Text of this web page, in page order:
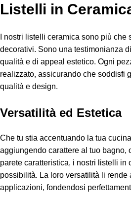
Listelli in
I nostri listelli ceramica sono più che
decorativi. Sono una testimonianza di
qualità e di appeal estetico. Ogni
realizzato, assicurando che soddisfi
qualità e design.
Versatilità ed Estetica
Che tu stia accentuando la tua
aggiungendo carattere al tuo bagno,
parete caratteristica, i nostri listelli in
possibilità. La loro versatilità li rende
applicazioni, fondendosi